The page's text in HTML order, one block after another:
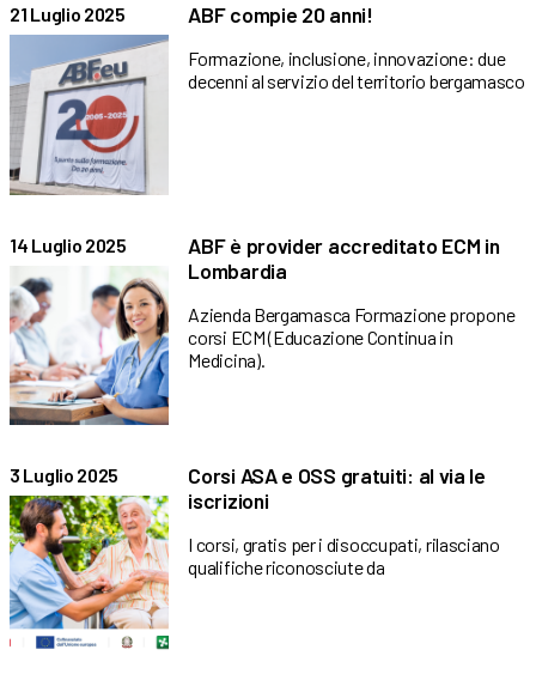
21 Luglio 2025 ABF compie 20 anni!
Formazione, inclusione, innovazione: due
decenni al servizio del territorio bergamasco
14 Luglio 2025
ABF è provider accreditato ECM in
Lombardia
Azienda Bergamasca Formazione propone
corsi ECM (Educazione Continua in
Medicina).
3 Luglio 2025
Corsi ASA e OSS gratuiti: al via le
iscrizioni
I corsi, gratis per i disoccupati, rilasciano
qualifiche riconosciute da